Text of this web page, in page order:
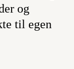
og
til egen